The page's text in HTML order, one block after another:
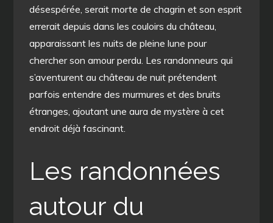
désespérée, serait morte de chagrin et son esprit
errerait depuis dans les couloirs du château,
apparaissant les nuits de pleine lune pour
chercher son amour perdu. Les randonneurs qui
s’aventurent au château de nuit prétendent
parfois entendre des murmures et des bruits
étranges, ajoutant une aura de mystère à cet
endroit déjà fascinant.
Les randonnées
autour du